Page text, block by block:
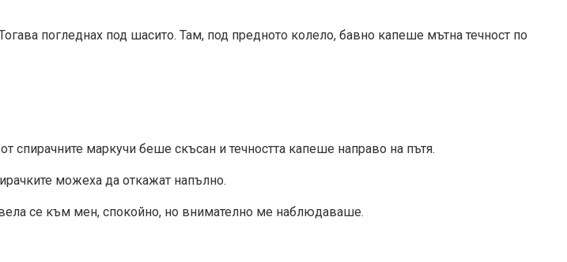
погледнах под шасито. Там, под предното колело, бавно капеше мътна течност по
спирачните маркучи беше скъсан и течността капеше направо на пътя.
можеха да откажат напълно.
се към мен, спокойно, но внимателно ме наблюдаваше.